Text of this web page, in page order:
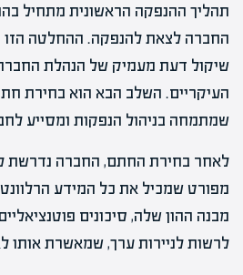
תהליך ההנפקה הראשונית מתחיל
החברה לצאת להנפקה. ההחלטה הזו
שיקול דעת מעמיק של הנהלת החברה
העיקריים. השלב הבא הוא בחירת
שמתמחה בניהול הנפקות ומסייע
לאחר בחירת החתם, החברה נדרשת
מפורט שמכיל את כל המידע
מבנה ההון שלה, סיכונים
לרשות לניירות ערך, שמאשרת אותו